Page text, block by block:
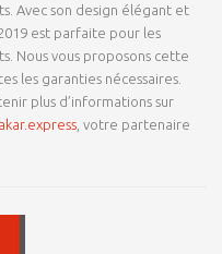
Avec son design élégant et
est parfaite pour les
Nous vous proposons cette
les garanties nécessaires.
plus d’informations sur
, votre partenaire